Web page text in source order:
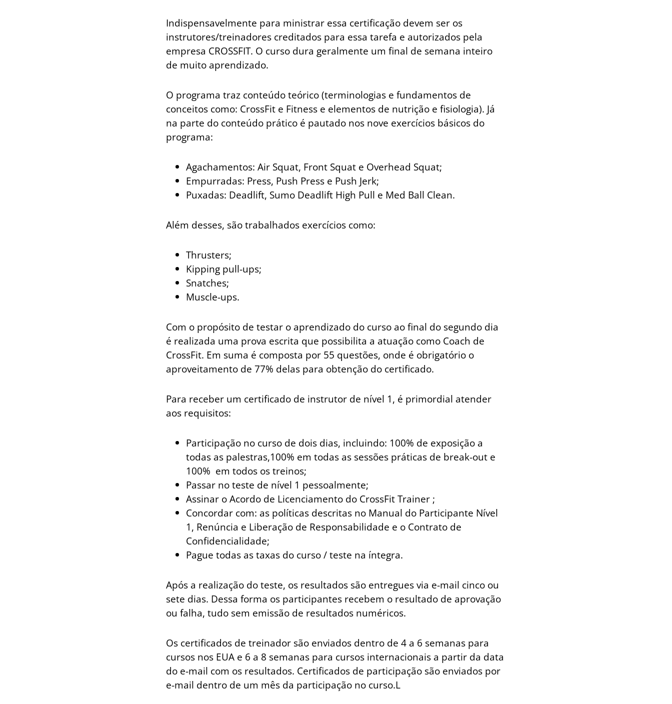
Indispensavelmente para ministrar essa certificação devem ser os
instrutores/treinadores creditados para essa tarefa e autorizados pela
empresa CROSSFIT. O curso dura geralmente um final de semana inteiro
de muito aprendizado.
O programa traz conteúdo teórico (terminologias e fundamentos de
conceitos como: CrossFit e Fitness e elementos de nutrição e fisiologia). Já
na parte do conteúdo prático é pautado nos nove exercícios básicos do
programa:
Agachamentos: Air Squat, Front Squat e Overhead Squat;
Empurradas: Press, Push Press e Push Jerk;
Puxadas: Deadlift, Sumo Deadlift High Pull e Med Ball Clean.
Além desses, são trabalhados exercícios como:
Thrusters;
Kipping pull-ups;
Snatches;
Muscle-ups.
Com o propósito de testar o aprendizado do curso ao final do segundo dia
é realizada uma prova escrita que possibilita a atuação como Coach de
CrossFit. Em suma é composta por 55 questões, onde é obrigatório o
aproveitamento de 77% delas para obtenção do certificado.
Para receber um certificado de instrutor de nível 1, é primordial atender
aos requisitos:
Participação no curso de dois dias, incluindo: 100% de exposição a
todas as palestras,100% em todas as sessões práticas de break-out e
100% em todos os treinos;
Passar no teste de nível 1 pessoalmente;
Assinar o Acordo de Licenciamento do CrossFit Trainer ;
Concordar com: as políticas descritas no Manual do Participante Nível
1, Renúncia e Liberação de Responsabilidade e o Contrato de
Confidencialidade;
Pague todas as taxas do curso / teste na íntegra.
Após a realização do teste, os resultados são entregues via e-mail cinco ou
sete dias. Dessa forma os participantes recebem o resultado de aprovação
ou falha, tudo sem emissão de resultados numéricos.
Os certificados de treinador são enviados dentro de 4 a 6 semanas para
cursos nos EUA e 6 a 8 semanas para cursos internacionais a partir da data
do e-mail com os resultados. Certificados de participação são enviados por
e-mail dentro de um mês da participação no curso.L